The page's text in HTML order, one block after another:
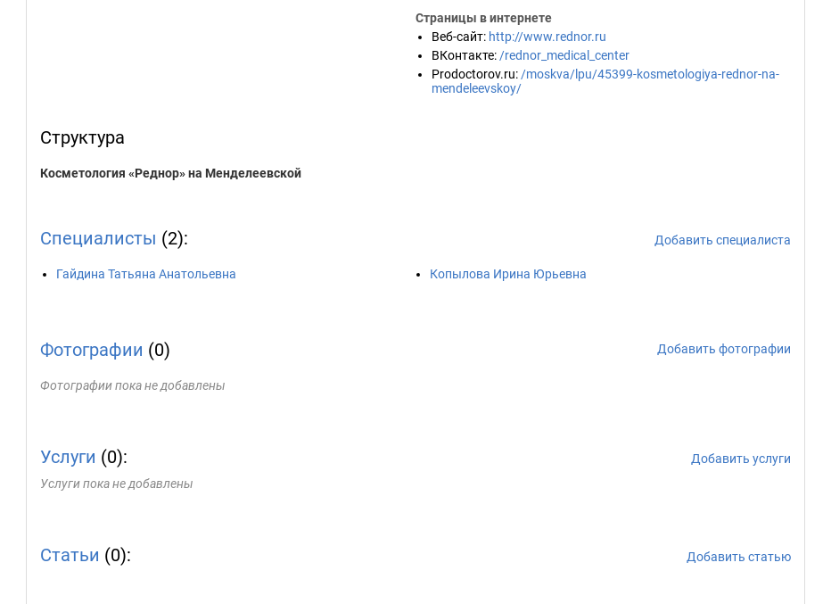
Страницы в интернете
Веб-сайт: http://www.rednor.ru
ВКонтакте: /rednor_medical_center
Prodoctorov.ru: /moskva/lpu/45399-kosmetologiya-rednor-na-
mendeleevskoy/
Структура
Косметология «Реднор» на Менделеевской
Специалисты (2): Добавить специалиста
Гайдина Татьяна Анатольевна Копылова Ирина Юрьевна
Фотографии (0) Добавить фотографии
Фотографии пока не добавлены
Услуги (0):
Добавить услуги
Услуги пока не добавлены
Статьи (0): Добавить статью